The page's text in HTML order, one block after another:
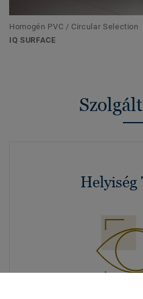
Homogén PVC / Circular Selection
IQ SURFACE
Helyiség